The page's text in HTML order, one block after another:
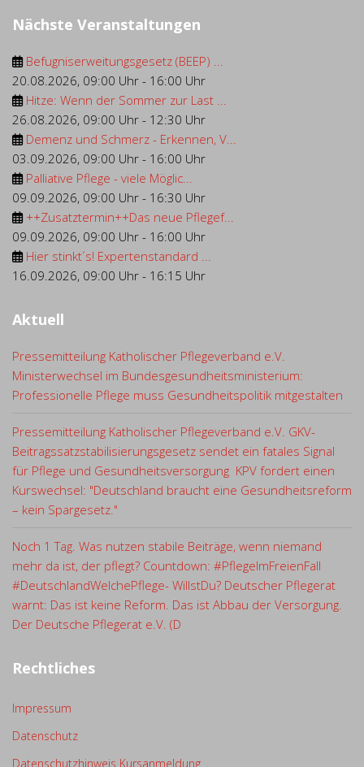
Nächste Veranstaltungen
Befugniserweitungsgesetz (BEEP) ...
20.08.2026, 09:00 Uhr - 16:00 Uhr
Hitze: Wenn der Sommer zur Last ...
26.08.2026, 09:00 Uhr - 12:30 Uhr
Demenz und Schmerz - Erkennen, V...
03.09.2026, 09:00 Uhr - 16:00 Uhr
Palliative Pflege - viele Möglic...
09.09.2026, 09:00 Uhr - 16:30 Uhr
++Zusatztermin++Das neue Pflegef...
09.09.2026, 09:00 Uhr - 16:00 Uhr
Hier stinkt´s! Expertenstandard ...
16.09.2026, 09:00 Uhr - 16:15 Uhr
Aktuell
Pressemitteilung Katholischer Pflegeverband e.V.
Ministerwechsel im Bundesgesundheitsministerium:
Professionelle Pflege muss Gesundheitspolitik mitgestalten
Pressemitteilung Katholischer Pflegeverband e.V. GKV-
Beitragssatzstabilisierungsgesetz sendet ein fatales Signal
für Pflege und Gesundheitsversorgung KPV fordert einen
Kurswechsel: "Deutschland braucht eine Gesundheitsreform
– kein Spargesetz."
Noch 1 Tag. Was nutzen stabile Beiträge, wenn niemand
mehr da ist, der pflegt? Countdown: #PflegeImFreienFall
#DeutschlandWelchePflege- WillstDu? Deutscher Pflegerat
warnt: Das ist keine Reform. Das ist Abbau der Versorgung.
Der Deutsche Pflegerat e.V. (D
Rechtliches
Impressum
Datenschutz
Datenschutzhinweis Kursanmeldung